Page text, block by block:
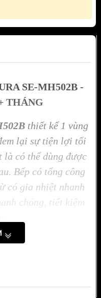
SE-MH502B -
THÁNG
thiết kế 1 vùng
lại sự tiện lợi tối
là có thể dùng được
Bếp có tổng công
có gia nhiệt nhanh
chóng, tiết kiệm
dáng sang trọng
thiết kế với đầy đủ